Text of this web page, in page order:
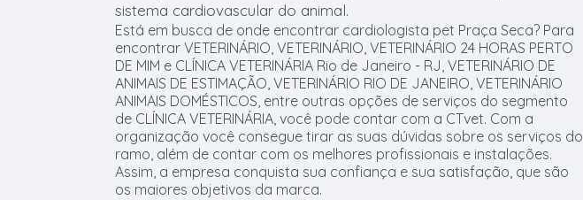
sistema cardiovascular do animal.
Está em busca de onde encontrar cardiologista pet Praça Seca? Para
encontrar VETERINÁRIO, VETERINÁRIO, VETERINÁRIO 24 HORAS PERTO
DE MIM e CLÍNICA VETERINÁRIA Rio de Janeiro - RJ, VETERINÁRIO DE
ANIMAIS DE ESTIMAÇÃO, VETERINÁRIO RIO DE JANEIRO, VETERINÁRIO
ANIMAIS DOMÉSTICOS, entre outras opções de serviços do segmento
de CLÍNICA VETERINÁRIA, você pode contar com a CTvet. Com a
organização você consegue tirar as suas dúvidas sobre os serviços do
ramo, além de contar com os melhores profissionais e instalações.
Assim, a empresa conquista sua confiança e sua satisfação, que são
os maiores objetivos da marca.